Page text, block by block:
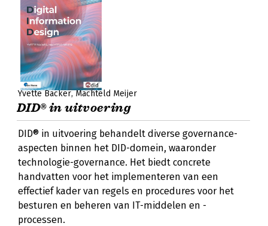
Yvette Backer Machteld Meijer
DID® in uitvoering
DID® in uitvoering behandelt diverse governance-
aspecten binnen het DID-domein, waaronder
technologie-governance. Het biedt concrete
handvatten voor het implementeren van een
effectief kader van regels en procedures voor het
besturen en beheren van IT-middelen en -
processen.